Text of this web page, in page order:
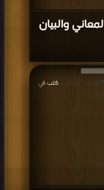
والبيان
كتب في
مرات